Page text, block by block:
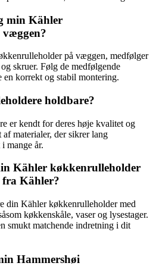
min Kähler
på væggen, medfølger
skruer. Følg de medfølgende
korrekt og stabil montering.
holdbare?
er kendt for deres høje kvalitet og
materialer, der sikrer lang
mange år.
Kähler køkkenrulleholder
Kähler?
din Kähler køkkenrulleholder med
køkkenskåle, vaser og lysestager.
smukt matchende indretning i dit
Hammershøi